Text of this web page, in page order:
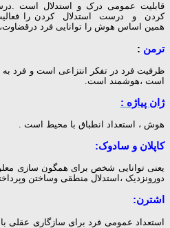
قابلیت عمومی درک و استدلال است
کردن و درست استدلال کردن را
همین اساس هوش را توانایی فرد
ترمن :
ظرفیت فرد در تفکر انتزاعی است و فرد به
است ،هوشمند است.
ژان پیاژه :
هوش ، استعداد انطباق با محیط است .
کاپلان و سادوک:
یعنی توانایی شخص برای همگون سازی
دورونزدیک ،استدلال منطقی وساختن
اشترن:
استعداد عمومی فرد برای سازگاری عقلی